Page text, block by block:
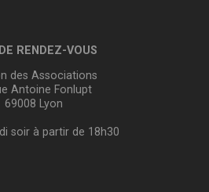
RENDEZ-VOUS
des Associations
Antoine Fonlupt
69008 Lyon
soir à partir de 18h30